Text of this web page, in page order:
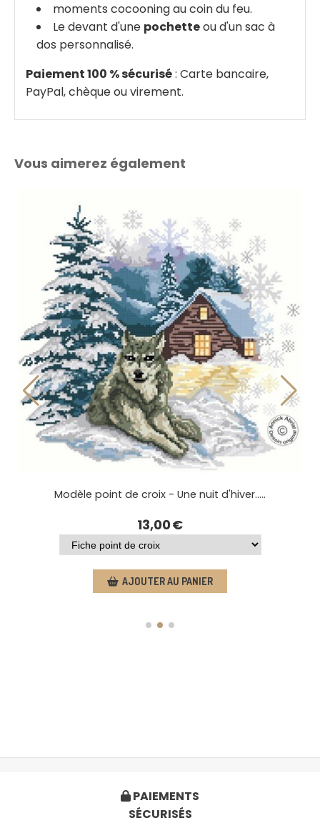
moments cocooning au coin du feu.
Le devant d'une pochetteou d'un sac à
dos personnalisé.
Paiement 100 % sécurisé: Carte bancaire,
PayPal, chèque ou virement.
Vous aimerez également
Point de croix - Il était une fois la montagne
13,00€
AJOUTER AU PANIER
 PAIEMENTS
SÉCURISÉS